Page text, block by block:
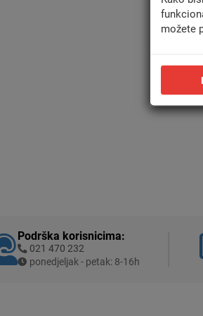
Podrška korisnicima:
021 470 232
ponedjeljak - petak: 8-16h
možete